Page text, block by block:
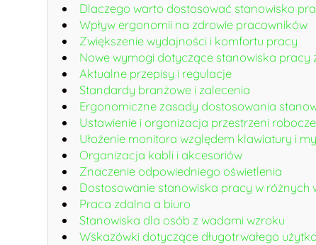
Dlaczego warto dostosować stanowisko
Wpływ ergonomii na zdrowie pracowników
Zwiększenie wydajności i komfortu pracy
Nowe wymogi dotyczące stanowiska pracy
Aktualne przepisy i regulacje
Standardy branżowe i zalecenia
Ergonomiczne zasady dostosowania
Ustawienie i organizacja przestrzeni
Ułożenie monitora względem klawiatury i
Organizacja kabli i akcesoriów
Znaczenie odpowiedniego oświetlenia
Dostosowanie stanowiska pracy w różnych
Praca zdalna a biuro
Stanowiska dla osób z wadami wzroku
Wskazówki dotyczące długotrwałego